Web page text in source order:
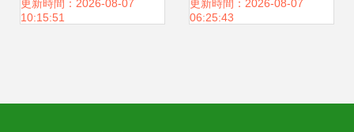
子”直通“菜籃子”的
更新時間：2026-08-07
10:15:51
召開，聚焦食用農
更新時間：2026-08-07
06:25:43